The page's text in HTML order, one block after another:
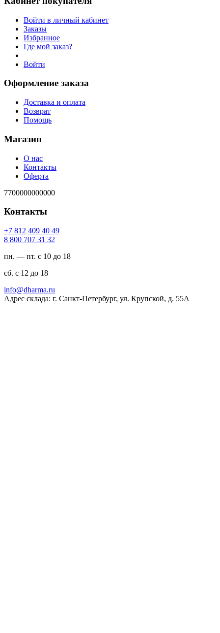
Войти в личный кабинет
Заказы
Избранное
Где мой заказ?
Войти
Оформление заказа
Доставка и оплата
Возврат
Помощь
Магазин
О нас
Контакты
Оферта
7700000000000
Контакты
94 04 904 218 7+
23 13 707 008 8
пн. — пт. с 10 до 18
сб. с 12 до 18
ur.amrahd@ofni
Адрес склада: г. Санкт-Петербург, ул. Крупской, д. 55А